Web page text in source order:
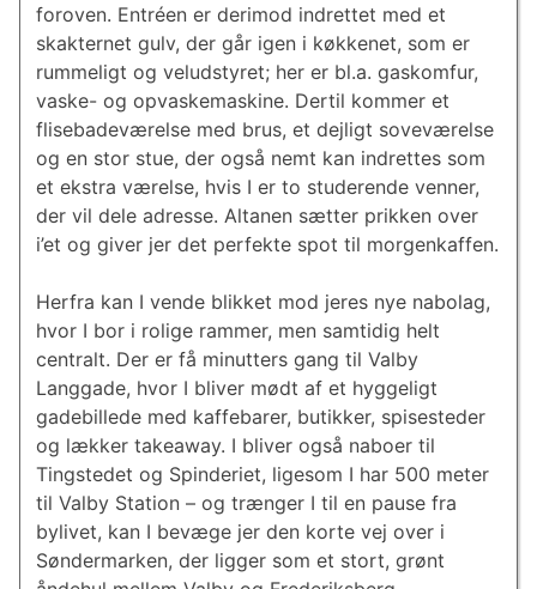
foroven. Entréen er derimod indrettet med et
skakternet gulv, der går igen i køkkenet, som er
rummeligt og veludstyret; her er bl.a. gaskomfur,
vaske- og opvaskemaskine. Dertil kommer et
flisebadeværelse med brus, et dejligt soveværelse
og en stor stue, der også nemt kan indrettes som
et ekstra værelse, hvis I er to studerende venner,
der vil dele adresse. Altanen sætter prikken over
i’et og giver jer det perfekte spot til morgenkaffen.
Herfra kan I vende blikket mod jeres nye nabolag,
hvor I bor i rolige rammer, men samtidig helt
centralt. Der er få minutters gang til Valby
Langgade, hvor I bliver mødt af et hyggeligt
gadebillede med kaffebarer, butikker, spisesteder
og lækker takeaway. I bliver også naboer til
Tingstedet og Spinderiet, ligesom I har 500 meter
til Valby Station – og trænger I til en pause fra
bylivet, kan I bevæge jer den korte vej over i
Søndermarken, der ligger som et stort, grønt